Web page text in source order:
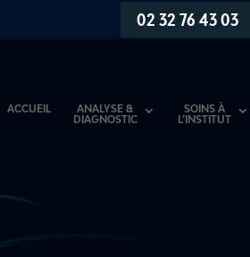
02 32 76 43 03
ACCUEIL
ANALYSE &
DIAGNOSTIC
SOINS À
L’INSTITUT